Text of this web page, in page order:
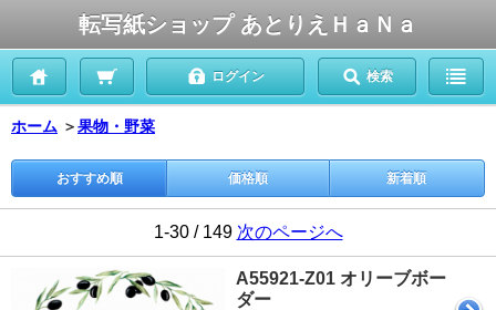
転写紙ショップ あとりえＨａＮａ
ログイン 検索
ホーム ＞果物・野菜
おすすめ順 価格順 新着順
1-30 / 149 次のページへ
A55921-Z01 オリーブボー
ダー